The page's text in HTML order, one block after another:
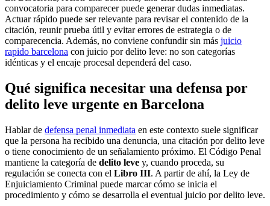
convocatoria para comparecer puede generar dudas inmediatas.
Actuar rápido puede ser relevante para revisar el contenido de la
citación, reunir prueba útil y evitar errores de estrategia o de
comparecencia. Además, no conviene confundir sin más juicio
rapido barcelona con juicio por delito leve: no son categorías
idénticas y el encaje procesal dependerá del caso.
Qué significa necesitar una defensa por
delito leve urgente en Barcelona
Hablar de defensa penal inmediata en este contexto suele significar
que la persona ha recibido una denuncia, una citación por delito leve
o tiene conocimiento de un señalamiento próximo. El Código Penal
mantiene la categoría de delito leve y, cuando proceda, su
regulación se conecta con el Libro III. A partir de ahí, la Ley de
Enjuiciamiento Criminal puede marcar cómo se inicia el
procedimiento y cómo se desarrolla el eventual juicio por delito leve.